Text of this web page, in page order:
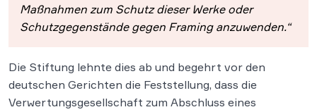
Maßnahmen zum Schutz dieser Werke oder
Schutzgegenstände gegen Framing anzuwenden.“
Die Stiftung lehnte dies ab und begehrt vor den
deutschen Gerichten die Feststellung, dass die
Verwertungsgesellschaft zum Abschluss eines